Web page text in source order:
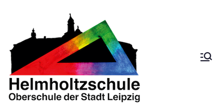
springen